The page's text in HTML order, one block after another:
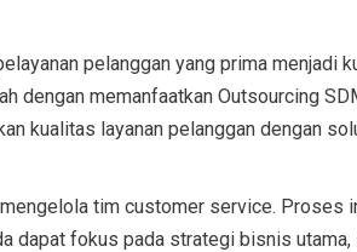
pelanggan yang prima menjadi
dengan memanfaatkan Outsourcing
kualitas layanan pelanggan dengan
tim customer service. Proses
dapat fokus pada strategi bisnis